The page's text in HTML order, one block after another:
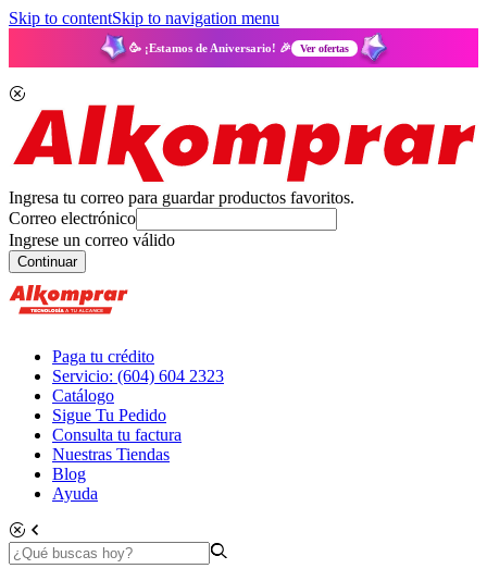
Skip to contentSkip to navigation menu
🥳 ¡Estamos de Aniversario! 🎉 Ver ofertas
Ingresa tu correo para guardar productos favoritos.
Correo electrónico
Ingrese un correo válido
Continuar
Paga tu crédito
Servicio: (604) 604 2323
Catálogo
Sigue Tu Pedido
Consulta tu factura
Nuestras Tiendas
Blog
Ayuda